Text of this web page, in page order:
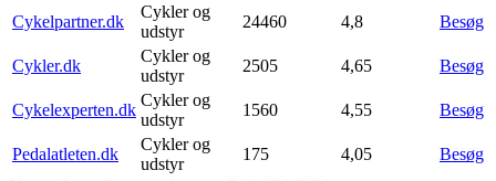
Cykelpartner.dk
Cykler og
udstyr
24460 4,8 Besøg
Cykler.dk
Cykler og
udstyr
2505 4,65 Besøg
Cykelexperten.dk
Cykler og
udstyr
1560 4,55 Besøg
Pedalatleten.dk
Cykler og
udstyr
175 4,05
Besøg